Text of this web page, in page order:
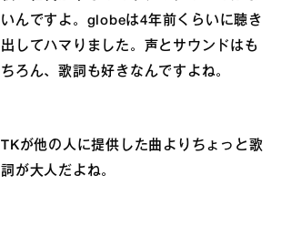
いんですよ。globeは4年前くらいに聴き
出してハマりました。声とサウンドはも
ちろん、歌詞も好きなんですよね。
TKが他の人に提供した曲よりちょっと歌
詞が大人だよね。